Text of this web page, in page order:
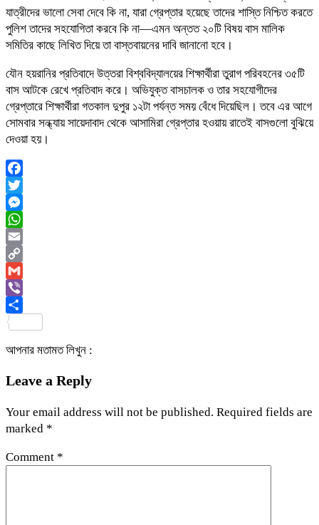
যাত্রীদের ভালো সেবা দেবে কি না, যারা গ্রেপ্তার হয়েছে তাদের শাস্তি নিশ্চিত করতে
পুলিশ তাদের সহযোগিতা করবে কি না—এমন অন্তত ২০টি বিষয় বাস মালিক
সমিতির কাছে লিখিত দিয়ে তা বাস্তবায়নের দাবি জানানো হবে।
যৌন হয়রানির প্রতিবাদে উত্তরা বিশ্ববিদ্যালয়ের শিক্ষার্থীরা তুরাগ পরিবহনের ৩৫টি
বাস আটকে রেখে প্রতিবাদ করে। অভিযুক্ত বাসচালক ও তার সহযোগীদের
গ্রেপ্তারে শিক্ষার্থীরা গতকাল দুপুর ১২টা পর্যন্ত সময় বেঁধে দিয়েছিল। তবে এর আগে
সোমবার সন্ধ্যায় সায়েদাবাদ থেকে আসামিরা গ্রেপ্তার হওয়ায় রাতেই বাসগুলো বুঝিয়ে
দেওয়া হয়।
Facebook
Twitter
Messenger
WhatsApp
Email
Copy
Link
Gmail
Viber
আপনার মতামত লিখুন :
Leave a Reply
Your email address will not be published. Required fields are
marked *
Comment *